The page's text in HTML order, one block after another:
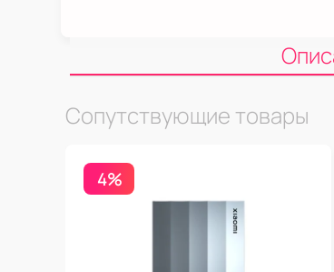
Сопутствующие товары
4%